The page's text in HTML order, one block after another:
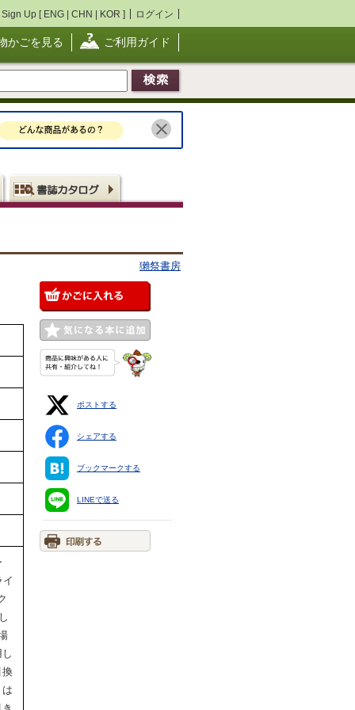
Sign Up [ ENG | CHN | KOR ] ログイン
かごを見る ご利用ガイド
獺祭書房
換
ポストする
シェアする
ブックマークする
LINEで送る